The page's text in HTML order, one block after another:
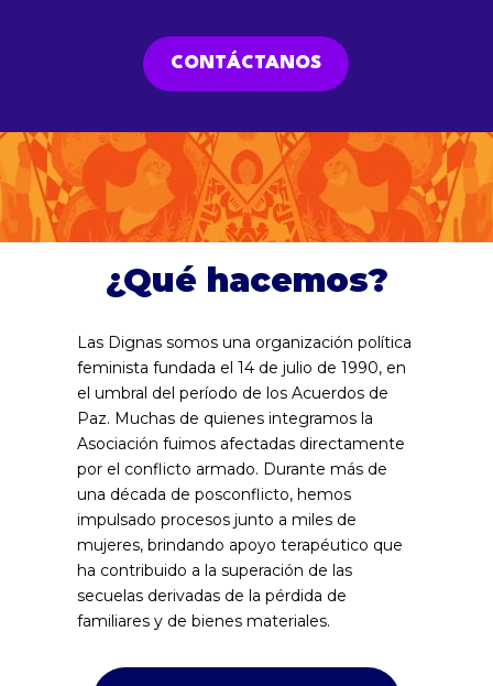
CONTÁCTANOS
¿Qué hacemos?
Las Dignas somos una organización política
feminista fundada el 14 de julio de 1990, en
el umbral del período de los Acuerdos de
Paz. Muchas de quienes integramos la
Asociación fuimos afectadas directamente
por el conflicto armado. Durante más de
una década de posconflicto, hemos
impulsado procesos junto a miles de
mujeres, brindando apoyo terapéutico que
ha contribuido a la superación de las
secuelas derivadas de la pérdida de
familiares y de bienes materiales.